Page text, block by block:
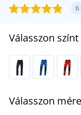
6
Válasszon színt
Válasszon